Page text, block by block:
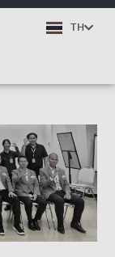
TH
DE